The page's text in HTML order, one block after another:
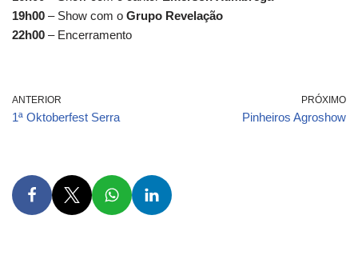
19h00 – Show com o Grupo Revelação
22h00 – Encerramento
ANTERIOR
1ª Oktoberfest Serra
PRÓXIMO
Pinheiros Agroshow